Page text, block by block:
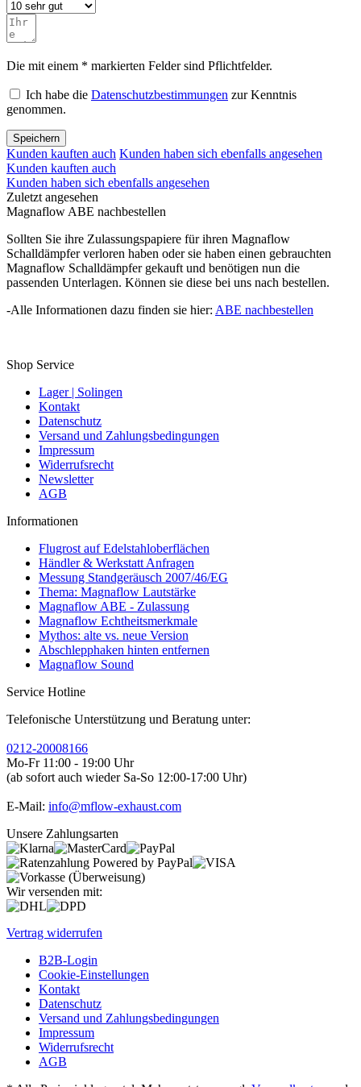
Die mit einem * markierten Felder sind Pflichtfelder.
Ich habe die Datenschutzbestimmungen zur Kenntnis
genommen.
Speichern
Kunden kauften auch Kunden haben sich ebenfalls angesehen
Kunden kauften auch
Kunden haben sich ebenfalls angesehen
Zuletzt angesehen
Magnaflow ABE nachbestellen
Sollten Sie ihre Zulassungspapiere für ihren Magnaflow
Schalldämpfer verloren haben oder sie haben einen gebrauchten
Magnaflow Schalldämpfer gekauft und benötigen nun die
passenden Unterlagen. Können sie diese bei uns nach bestellen.
-Alle Informationen dazu finden sie hier: ABE nachbestellen
Shop Service
Lager | Solingen
Kontakt
Datenschutz
Versand und Zahlungsbedingungen
Impressum
Widerrufsrecht
Newsletter
AGB
Informationen
Flugrost auf Edelstahloberflächen
Händler & Werkstatt Anfragen
Messung Standgeräusch 2007/46/EG
Thema: Magnaflow Lautstärke
Magnaflow ABE - Zulassung
Magnaflow Echtheitsmerkmale
Mythos: alte vs. neue Version
Abschlepphaken hinten entfernen
Magnaflow Sound
Service Hotline
Telefonische Unterstützung und Beratung unter:
0212-20008166
Mo-Fr 11:00 - 19:00 Uhr
(ab sofort auch wieder Sa-So 12:00-17:00 Uhr)
E-Mail: info@mflow-exhaust.com
Unsere Zahlungsarten
Wir versenden mit:
Vertrag widerrufen
B2B-Login
Cookie-Einstellungen
Kontakt
Datenschutz
Versand und Zahlungsbedingungen
Impressum
Widerrufsrecht
AGB